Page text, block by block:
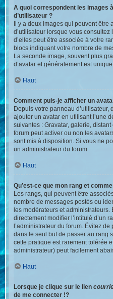
A quoi correspondent les images
d’utilisateur ?
Il y a deux images qui peuvent
d’utilisateur lorsque vous consultez
d’elles peut être associée à votre
blocs indiquant votre nombre de
La seconde image, souvent plus
d’avatar et généralement est
Haut
Comment puis-je afficher un
Depuis votre panneau d’utilisateur,
ajouter un avatar en utilisant l’une
suivantes : Gravatar, galerie,
forum peut activer ou non les
sont mis à disposition. Si vous ne
un administrateur du forum.
Haut
Qu’est-ce que mon rang et
Les rangs, qui peuvent être
nombre de messages postés ou
les modérateurs et
directement modifier l’intitulé d’un
l’administrateur du forum. Évitez
dans le seul but de passer au rang
cette pratique est rarement tolérée
administrateur) peut facilement
Haut
Lorsque je clique sur le lien
de me connecter !?